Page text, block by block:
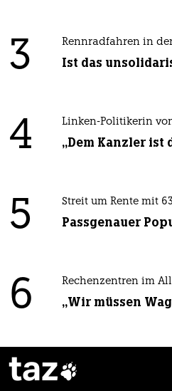
3 Rennradfahren in
Ist das
4 Linken-Politikerin
„Dem Kanzler ist
5 Streit um Rente mit 63
Passgenauer
6 Rechenzentren im All
„Wir müssen
taz